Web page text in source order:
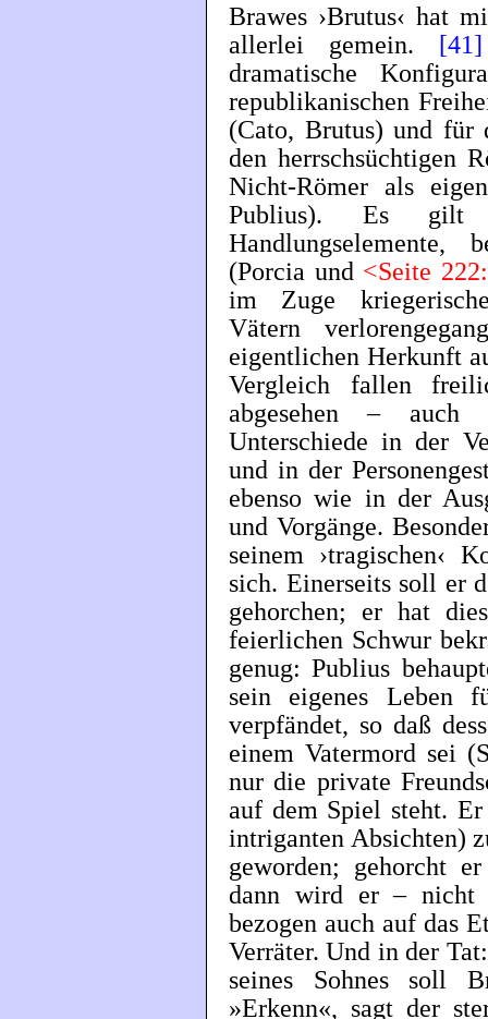
Brawes ›Brutus‹ hat
allerlei gemein. [41]
dramatische
republikanischen
(Cato, Brutus) und für
den herrschsüchtigen
Nicht-Römer als
Publius). Es gilt
Handlungselemente,
(Porcia und <Seite
im Zuge
Vätern
eigentlichen Herkunft
Vergleich fallen
abgesehen – auch
Unterschiede in der
und in der
ebenso wie in der
und Vorgänge.
seinem ›tragischen‹
sich. Einerseits soll er
gehorchen; er hat
feierlichen Schwur
genug: Publius
sein eigenes Leben
verpfändet, so daß
einem Vatermord sei
nur die private
auf dem Spiel steht.
intriganten Absichten)
geworden; gehorcht
dann wird er – nicht
bezogen auch auf das
Verräter. Und in der
seines Sohnes soll
»Erkenn«, sagt der